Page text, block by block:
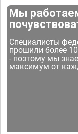
Мы
Специалисты
прошили более
- поэтому мы
максимум от